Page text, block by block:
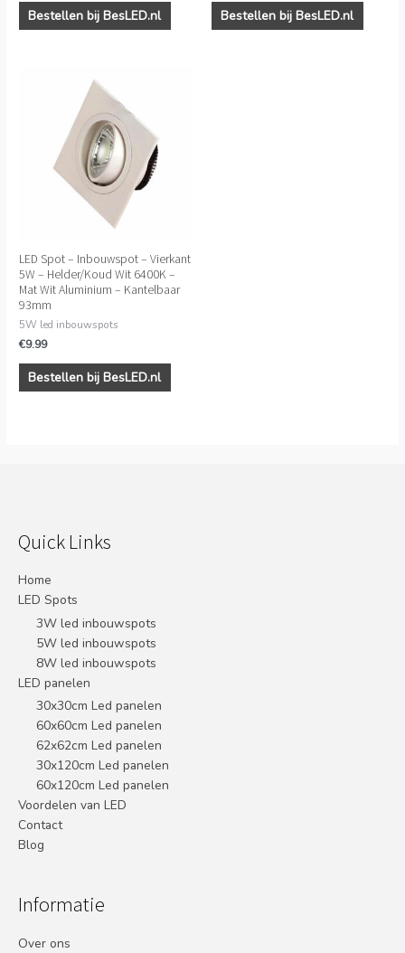
Bestellen bij BesLED.nl Bestellen bij BesLED.nl
LED Spot – Inbouwspot – Vierkant
5W – Helder/Koud Wit 6400K –
Mat Wit Aluminium – Kantelbaar
93mm
5W led inbouwspots
€9.99
Bestellen bij BesLED.nl
Quick Links
Home
LED Spots
3W led inbouwspots
5W led inbouwspots
8W led inbouwspots
LED panelen
30x30cm Led panelen
60x60cm Led panelen
62x62cm Led panelen
30x120cm Led panelen
60x120cm Led panelen
Voordelen van LED
Contact
Blog
Informatie
Over ons